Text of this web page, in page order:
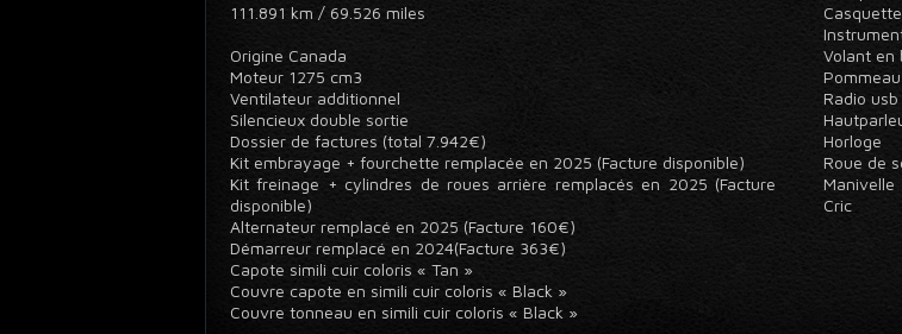
111.891 km / 69.526 miles
Origine Canada
Moteur 1275 cm3
Ventilateur additionnel
Silencieux double sortie
Dossier de factures (total 7.942€)
Kit embrayage + fourchette remplacée en 2025 (Facture disponible)
Kit freinage + cylindres de roues arrière remplacés en 2025 (Facture
disponible)
Alternateur remplacé en 2025 (Facture 160€)
Démarreur remplacé en 2024(Facture 363€)
Capote simili cuir coloris « Tan »
Couvre capote en simili cuir coloris « Black »
Couvre tonneau en simili cuir coloris « Black »
Volant en
Radio usb
Horloge
Roue de
Manivelle
Cric